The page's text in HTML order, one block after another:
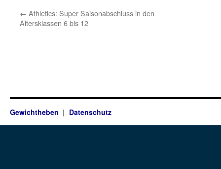
← Athletics: Super Saisonabschluss in den
Altersklassen 6 bis 12
Gewichtheben Datenschutz